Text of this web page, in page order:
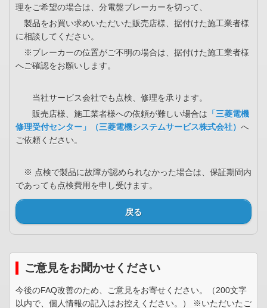
理をご希望の場合は、分電盤ブレーカーを切って、
製品をお買い求めいただいた販売店様、据付けた施工業者様
に相談してください。
※ブレーカーの位置がご不明の場合は、据付けた施工業者様
へご確認をお願いします。
当社サービス会社でも点検、修理を承ります。
販売店様、施工業者様への依頼が難しい場合は 「三菱電機
修理受付センター」（三菱電機システムサービス株式会社） へ
ご依頼ください。
※ 点検で製品に故障が認められなかった場合は、保証期間内
であっても点検費用を申し受けます。
戻る
ご意見をお聞かせください
今後のFAQ改善のため、ご意見をお寄せください。（200文字
以内で、個人情報の記入はお控えください。） ※いただいたご